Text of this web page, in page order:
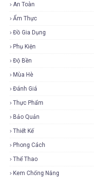
An Toàn
Ẩm Thực
Đồ Gia Dụng
Phụ Kiện
Độ Bền
Mùa Hè
Đánh Giá
Thực Phẩm
Bảo Quản
Thiết Kế
Phong Cách
Thể Thao
Kem Chống Nắng